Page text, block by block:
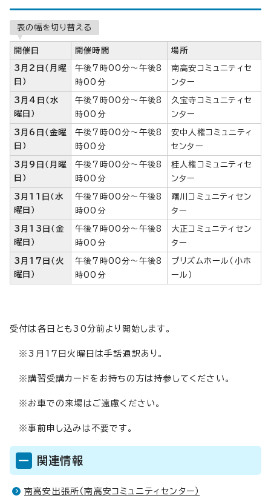
表の幅を切り替える
開催日 開催時間 場所
3月2日（月曜
日）
午後7時00分～午後8
時00分
南高安コミュニティセ
ンター
3月4日（水
曜日）
午後7時00分～午後8
時00分
久宝寺コミュニティセ
ンター
3月6日（金曜
日）
午後7時00分～午後8
時00分
安中人権コミュニティ
センター
3月9日（月曜
日）
午後7時00分～午後8
時00分
桂人権コミュニティセ
ンター
3月11日（水
曜日）
午後7時00分～午後8
時00分
曙川コミュニティセン
ター
3月13日（金
曜日）
午後7時00分～午後8
時00分
大正コミュニティセン
ター
3月17日（火
曜日）
午後7時00分～午後8
時00分
プリズムホール（小ホ
ール）
受付は各日とも30分前より開始します。
※3月17日火曜日は手話通訳あり。
※講習受講カードをお持ちの方は持参してください。
※お車での来場はご遠慮ください。
※事前申し込みは不要です。
関連情報
南高安出張所（南高安コミュニティセンター）